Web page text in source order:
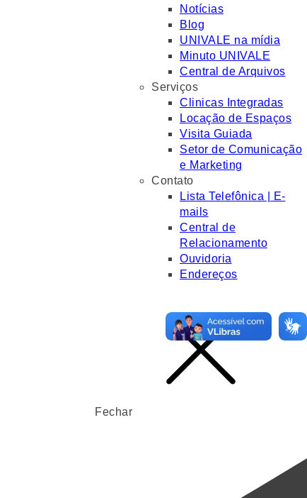
Notícias
Blog
UNIVALE na mídia
Minuto UNIVALE
Central de Arquivos
Serviços
Clinicas Integradas
Locação de Espaços
Visita Guiada
Setor de Comunicação
e Marketing
Contato
Lista Telefônica | E-
mails
Central de
Relacionamento
Ouvidoria
Endereços
Fechar